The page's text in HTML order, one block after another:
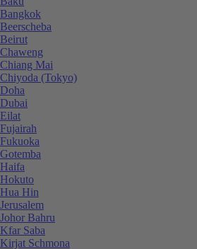
Bangkok
Beerscheba
Beirut
Chaweng
Chiang Mai
Chiyoda (Tokyo)
Doha
Dubai
Eilat
Fujairah
Fukuoka
Gotemba
Haifa
Hokuto
Hua Hin
Jerusalem
Johor Bahru
Kfar Saba
Kirjat Schmona